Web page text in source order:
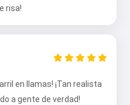
risa!
en llamas! ¡Tan realista
a gente de verdad!